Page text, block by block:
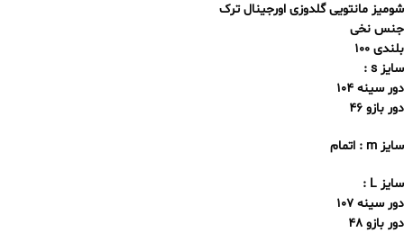
شومیز مانتویی گلدوزی اورجینال ترک
جنس نخی
بلندی 100
سایز s :
دور سینه 104
دور بازو 46
سایز m : اتمام
سایز L :
دور سینه 107
دور بازو 48